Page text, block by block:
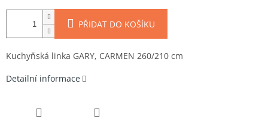
PŘIDAT DO KOŠÍKU
Kuchyňská linka GARY, CARMEN 260/210 cm
Detailní informace